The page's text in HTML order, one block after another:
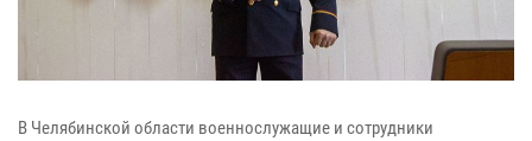
В Челябинской области военнослужащие и сотрудники